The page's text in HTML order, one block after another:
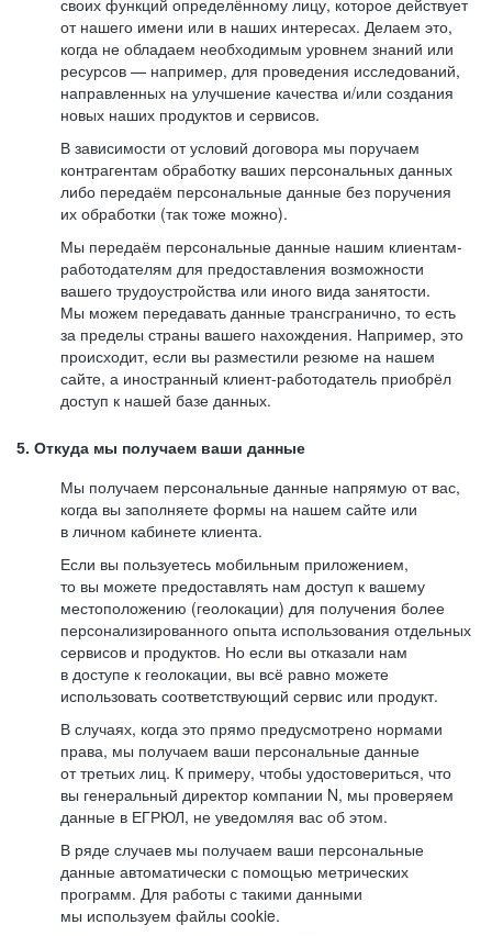
своих функций определённому лицу, которое действует
от нашего имени или в наших интересах. Делаем это,
когда не обладаем необходимым уровнем знаний или
ресурсов — например, для проведения исследований,
направленных на улучшение качества и/или создания
новых наших продуктов и сервисов.
В зависимости от условий договора мы поручаем
контрагентам обработку ваших персональных данных
либо передаём персональные данные без поручения
их обработки (так тоже можно).
Мы передаём персональные данные нашим клиентам-
работодателям для предоставления возможности
вашего трудоустройства или иного вида занятости.
Мы можем передавать данные трансгранично, то есть
за пределы страны вашего нахождения. Например, это
происходит, если вы разместили резюме на нашем
сайте, а иностранный клиент-работодатель приобрёл
доступ к нашей базе данных.
5. Откуда мы получаем ваши данные
Мы получаем персональные данные напрямую от вас,
когда вы заполняете формы на нашем сайте или
в личном кабинете клиента.
Если вы пользуетесь мобильным приложением,
то вы можете предоставлять нам доступ к вашему
местоположению (геолокации) для получения более
персонализированного опыта использования отдельных
сервисов и продуктов. Но если вы отказали нам
в доступе к геолокации, вы всё равно можете
использовать соответствующий сервис или продукт.
В случаях, когда это прямо предусмотрено нормами
права, мы получаем ваши персональные данные
от третьих лиц. К примеру, чтобы удостовериться, что
вы генеральный директор компании N, мы проверяем
данные в ЕГРЮЛ, не уведомляя вас об этом.
В ряде случаев мы получаем ваши персональные
данные автоматически с помощью метрических
программ. Для работы с такими данными
мы используем файлы cookie.